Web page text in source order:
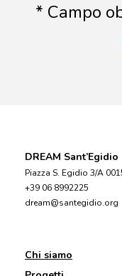
* Campo
DREAM Sant’Egidio
Piazza S. Egidio 3/A
+39 06 8992225
dream@santegidio.org
Chi siamo